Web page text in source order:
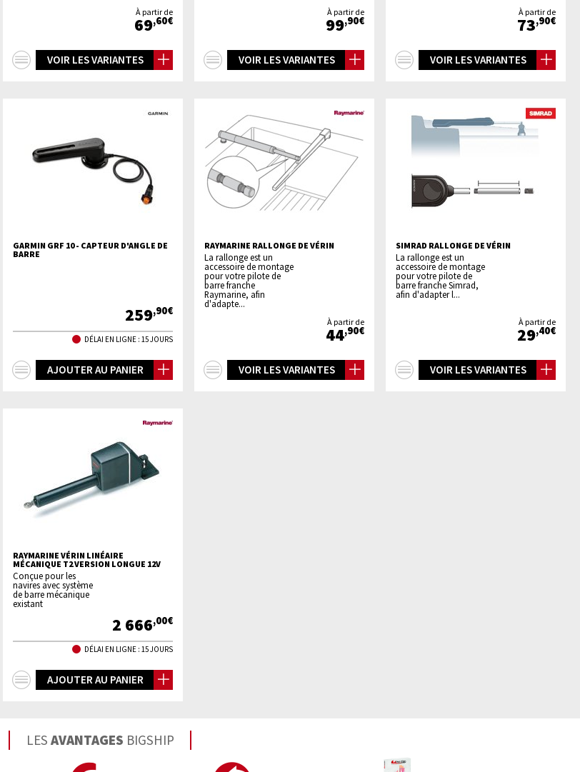
À partir de
69,60€
VOIR LES VARIANTES
À partir de
99,90€
VOIR LES VARIANTES
À partir de
73,90€
VOIR LES VARIANTES
GARMIN GRF 10 - CAPTEUR D'ANGLE DE
BARRE
259,90€
DÉLAI EN LIGNE : 15 JOURS
AJOUTER AU PANIER
RAYMARINE RALLONGE DE VÉRIN
La rallonge est un
accessoire de montage
pour votre pilote de
barre franche
Raymarine, afin
d'adapte...
À partir de
44,90€
VOIR LES VARIANTES
SIMRAD RALLONGE DE VÉRIN
La rallonge est un
accessoire de montage
pour votre pilote de
barre franche Simrad,
afin d'adapter l...
À partir de
29,40€
VOIR LES VARIANTES
RAYMARINE VÉRIN LINÉAIRE
MÉCANIQUE T2 VERSION LONGUE 12V
Conçue pour les
navires avec système
de barre mécanique
existant
2 666,00€
DÉLAI EN LIGNE : 15 JOURS
AJOUTER AU PANIER
LES AVANTAGES BIGSHIP